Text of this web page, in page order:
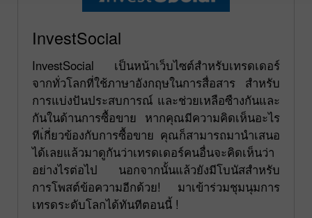
InvestSocial
InvestSocial เป็นหน้าเว็บไซต์สำหรับเทรดเดอร์
จากทั่วโลกที่ใช้ภาษาอังกฤษในการสื่อสาร สำหรับ
การแบ่งปันประสบการณ์ และช่วยเหลือซืางกันและ
กันในด้านการซื้อขาย หากคุณมีความคิดเห็นอะไร
ทีเ่กี่ยวข้องกับการซื้อขาย คุณก็สามารถมานำเสนอ
ได้เลยแล้วมาดูกันว่าเทรดเดอร์คนอื่นจะคิดเห็นว่า
อย่างไรต่อไป นอกจากนั้นแล้วยังมีโบนัสสำหรับ
การโพสต์ข้อความอีกด้วย! มาเข้าร่วมชุมนุมการ
เทรดระดับโลกได้ทันทีตอนนี้ !